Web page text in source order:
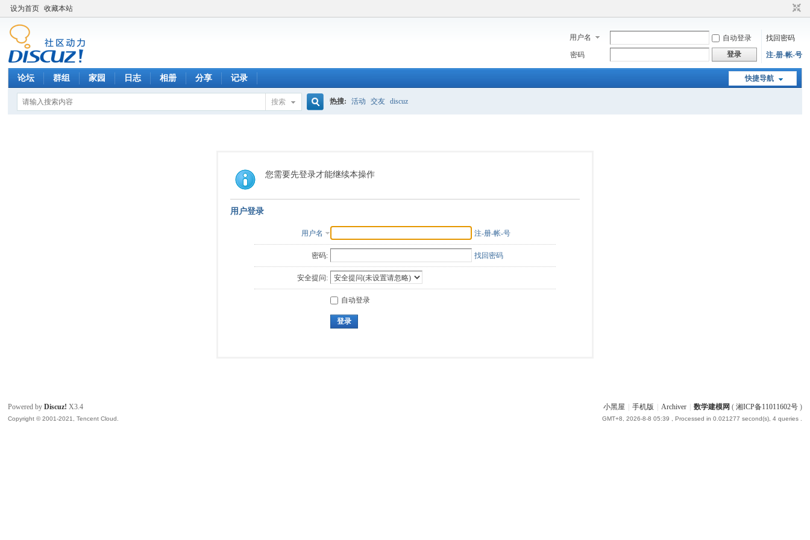
设为首页 收藏本站
用户名 自动登录
找回密码
密码
登录 注-册-帐-号
快捷导航
论坛 群组 家园 日志 相册 分享 记录
搜索
索
热搜: 活动 交友 discuz
您需要先登录才能继续本操作
用户登录
用户名 注-册-帐-号
密码: 找回密码
安全提问:
自动登录
登录
小黑屋 手机版 Archiver 数学建模网 ( 湘ICP备11011602号)
GMT+8, 2026-8-8 05:39 , Processed in 0.021277 second(s), 4 queries .
Powered byDiscuz! X3.4
Copyright © 2001-2021, Tencent Cloud.